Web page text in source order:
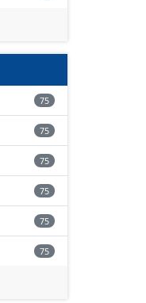
75
75
75
75
75
75